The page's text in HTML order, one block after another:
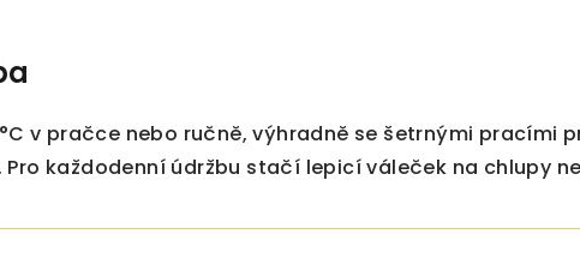
v pračce nebo ručně, výhradně se šetrnými pracími
každodenní údržbu stačí lepicí váleček na chlupy